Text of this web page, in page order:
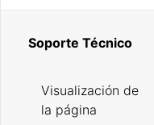
Soporte Técnico
Visualización de
la página